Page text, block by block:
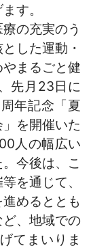
す。
の充実のう
した運動・
まるごと健
先月23日に
年記念「夏
を開催いた
人の幅広い
今後は、こ
を通じて、
めるととも
、地域での
てまいりま